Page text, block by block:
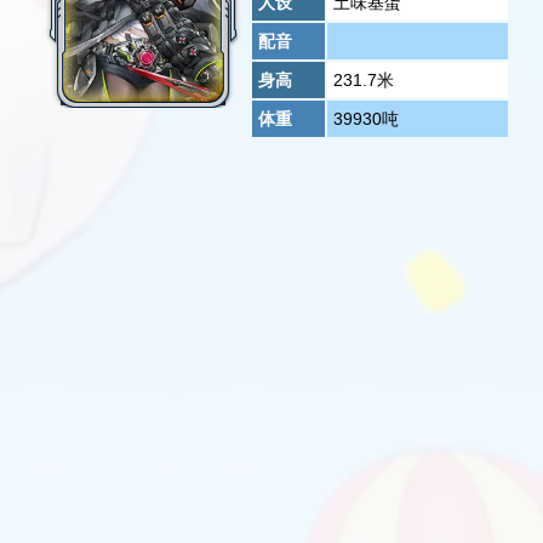
配音
身高
231.7米
体重
39930吨